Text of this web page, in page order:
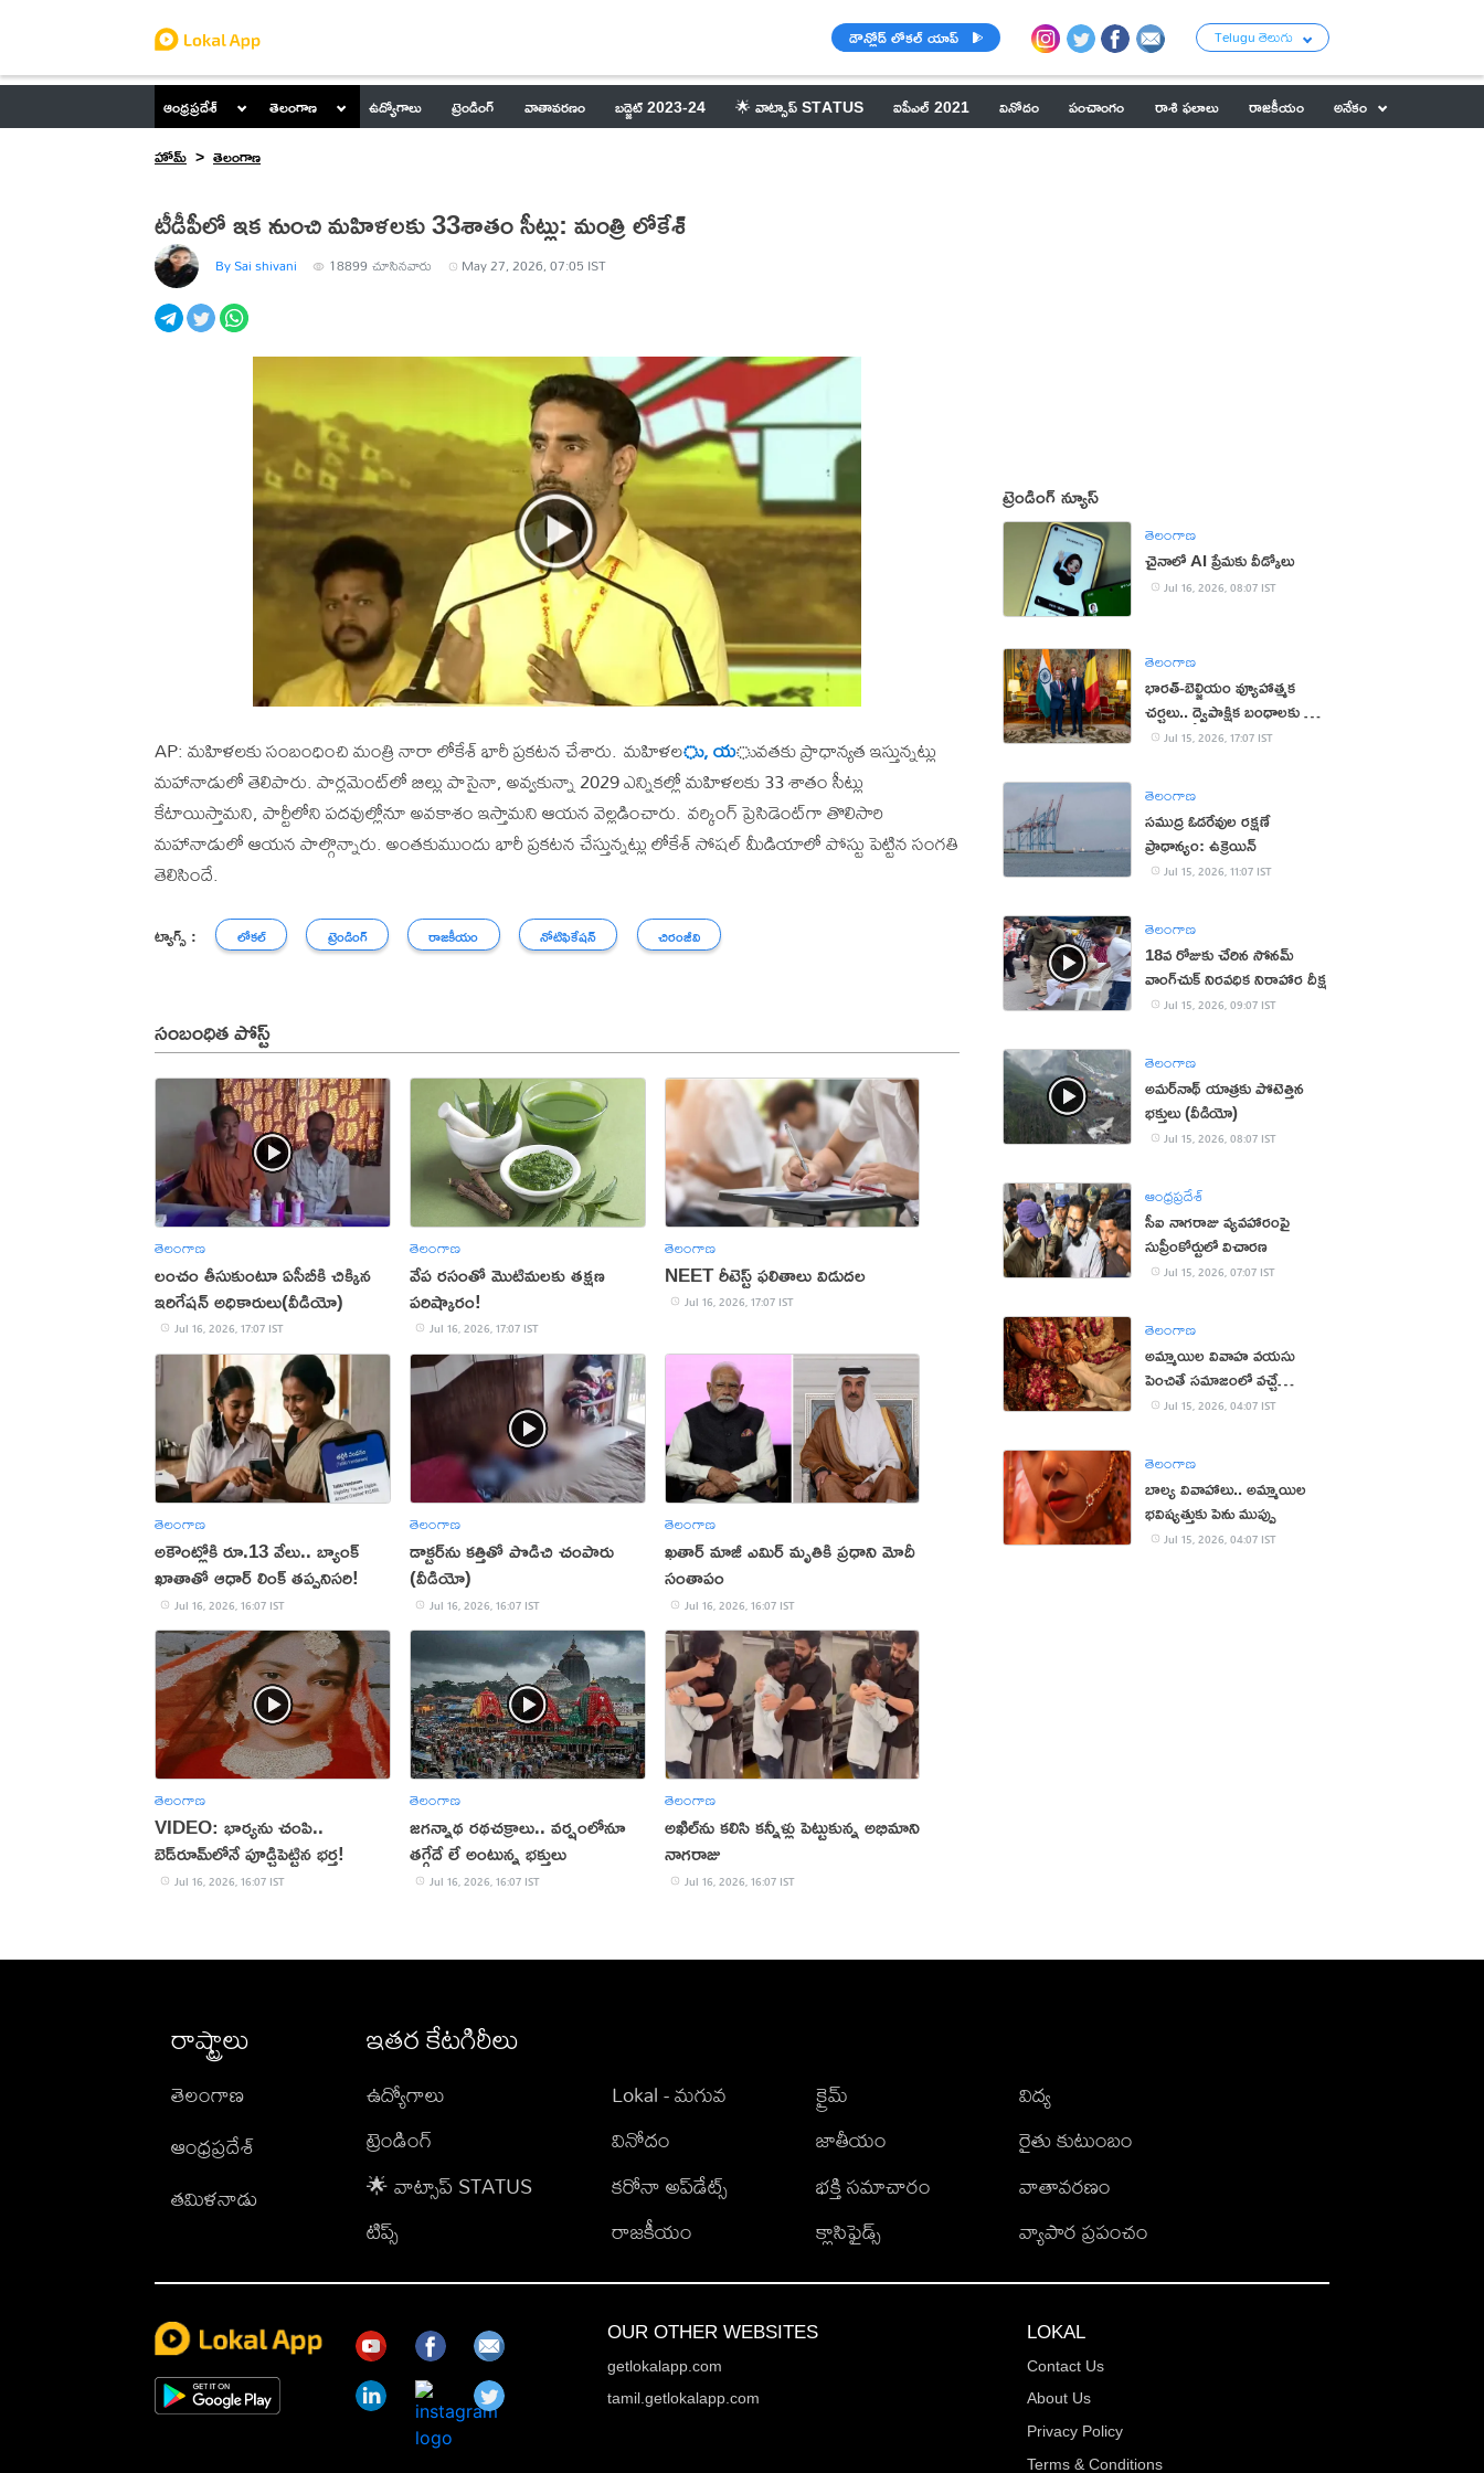
డౌన్లోడ్ లోకల్ యాప్ Telugu తెలుగు
ఆంధ్రప్రదేశ్ తెలంగాణ ఉద్యోగాలు ట్రెండింగ్ వాతావరణం బడ్జెట్ 2023-24 🌟 వాట్సాప్ STATUS ఐపీఎల్ 2021 వినోదం పంచాంగం రాశి ఫలాలు రాజకీయం
అనేకం
హోమ్
తెలంగాణ
టీడీపీలో ఇక నుంచి మహిళలకు 33శాతం సీట్లు: మంత్రి లోకేశ్‌
By Sai shivani 18899 చూసినవారు May 27, 2026, 07:05 IST
AP: మహిళలకు సంబంధించి మంత్రి నారా లోకేశ్‌ భారీ ప్రకటన చేశారు. మహిళలు, యువతకు ప్రాధాన్యత ఇస్తున్నట్లు
మహానాడులో తెలిపారు. పార్లమెంట్‌లో బిల్లు పాసైనా, అవ్వకున్నా 2029 ఎన్నికల్లో మహిళలకు 33 శాతం సీట్లు
కేటాయిస్తామని, పార్టీలోని పదవుల్లోనూ అవకాశం ఇస్తామని ఆయన వెల్లడించారు. వర్కింగ్‌ ప్రెసిడెంట్‌గా తొలిసారి
మహానాడులో ఆయన పాల్గొన్నారు. అంతకుముందు భారీ ప్రకటన చేస్తున్నట్లు లోకేశ్‌ సోషల్ మీడియాలో పోస్టు పెట్టిన సంగతి
తెలిసిందే.
ట్యాగ్స్ : లోకల్ ట్రెండింగ్ రాజకీయం నోటిఫికేషన్ చిరంజీవి
సంబంధిత పోస్ట్
తెలంగాణ
లంచం తీసుకుంటూ ఏసీబీకి చిక్కిన
ఇరిగేషన్ అధికారులు(వీడియో)
Jul 16, 2026, 17:07 IST
తెలంగాణ
వేప రసంతో మొటిమలకు తక్షణ
పరిష్కారం!
Jul 16, 2026, 17:07 IST
తెలంగాణ
NEET రీటెస్ట్ ఫలితాలు విడుదల
Jul 16, 2026, 17:07 IST
తెలంగాణ
అకౌంట్లోకి రూ.13 వేలు.. బ్యాంక్
ఖాతాతో ఆధార్ లింక్ తప్పనిసరి!
Jul 16, 2026, 16:07 IST
తెలంగాణ
డాక్టర్‌ను కత్తితో పొడిచి చంపారు
(వీడియో)
Jul 16, 2026, 16:07 IST
తెలంగాణ
ఖతార్ మాజీ ఎమిర్ మృతికి ప్రధాని మోదీ
సంతాపం
Jul 16, 2026, 16:07 IST
తెలంగాణ
VIDEO: భార్యను చంపి..
బెడ్‌రూమ్‌లోనే పూడ్చిపెట్టిన భర్త!
Jul 16, 2026, 16:07 IST
తెలంగాణ
జగన్నాథ రథచక్రాలు.. వర్షంలోనూ
తగ్గేదే లే అంటున్న భక్తులు
Jul 16, 2026, 16:07 IST
తెలంగాణ
అఖిల్‌ను కలిసి కన్నీళ్లు పెట్టుకున్న అభిమాని
నాగరాజు
Jul 16, 2026, 16:07 IST
ట్రెండింగ్ న్యూస్
తెలంగాణ
చైనాలో AI ప్రేమకు వీడ్కోలు
Jul 16, 2026, 08:07 IST
తెలంగాణ
భారత్-బెల్జియం వ్యూహాత్మక
చర్చలు.. ద్వైపాక్షిక బంధాలకు కొత్త
ఊపుJul 15, 2026, 17:07 IST
తెలంగాణ
సముద్ర ఓడరేవుల రక్షణే
ప్రాధాన్యం: ఉక్రెయిన్
Jul 15, 2026, 11:07 IST
తెలంగాణ
18వ రోజుకు చేరిన సోనమ్
వాంగ్‌చుక్ నిరవధిక నిరాహార దీక్ష
Jul 15, 2026, 09:07 IST
తెలంగాణ
అమర్‌నాథ్ యాత్రకు పోటెత్తిన
భక్తులు (వీడియో)
Jul 15, 2026, 08:07 IST
ఆంధ్రప్రదేశ్
సీఐ నాగరాజు వ్యవహారంపై
సుప్రీంకోర్టులో విచారణ
Jul 15, 2026, 07:07 IST
తెలంగాణ
అమ్మాయిల వివాహ వయసు
పెంచితే సమాజంలో వచ్చే
మార్పులు ఇవే!
Jul 15, 2026, 04:07 IST
తెలంగాణ
బాల్య వివాహాలు.. అమ్మాయిల
భవిష్యత్తుకు పెను ముప్పు
Jul 15, 2026, 04:07 IST
రాష్ట్రాలు
తెలంగాణ
ఆంధ్రప్రదేశ్
తమిళనాడు
ఇతర కేటగిరీలు
ఉద్యోగాలు
ట్రెండింగ్
🌟 వాట్సాప్ STATUS
టిప్స్
Lokal - మగువ
వినోదం
కరోనా అప్‌డేట్స్
రాజకీయం
క్రైమ్
జాతీయం
భక్తి సమాచారం
క్లాసిఫైడ్స్
విద్య
రైతు కుటుంబం
వాతావరణం
వ్యాపార ప్రపంచం
OUR OTHER WEBSITES
getlokalapp.com
tamil.getlokalapp.com
LOKAL
Contact Us
About Us
Privacy Policy
Terms & Conditions